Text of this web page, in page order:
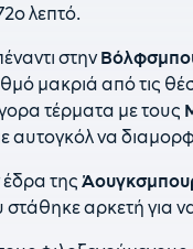
λεπτό.
στην
μακριά από τις
τέρματα με τους
αυτογκόλ να
της
αρκετή για